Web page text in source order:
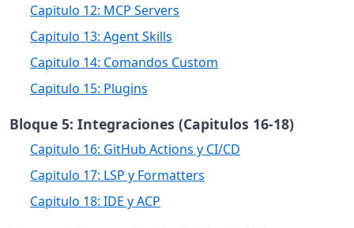
Capitulo 12: MCP Servers
Capitulo 13: Agent Skills
Capitulo 14: Comandos Custom
Capitulo 15: Plugins
Bloque 5: Integraciones (Capitulos 16-18)
Capitulo 16: GitHub Actions y CI/CD
Capitulo 17: LSP y Formatters
Capitulo 18: IDE y ACP